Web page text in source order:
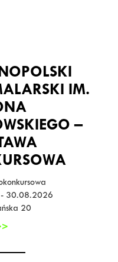
IM.
–
30.08.2026
20